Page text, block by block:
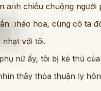
anh chiều chuộng
pháo hoa, cùng cô ta
với tôi.
nữ ấy, tôi bị kẻ thù
thấy thỏa thuận ly